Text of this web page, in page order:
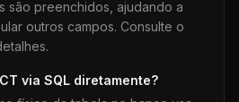
são preenchidos, ajudando a
outros campos. Consulte o
via SQL diretamente?